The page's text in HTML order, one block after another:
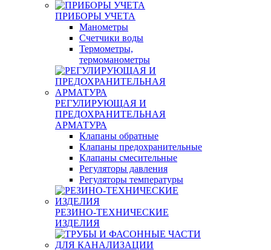
ПРИБОРЫ УЧЕТА
Манометры
Счетчики воды
Термометры,
термоманометры
РЕГУЛИРУЮЩАЯ И
ПРЕДОХРАНИТЕЛЬНАЯ
АРМАТУРА
Клапаны обратные
Клапаны предохранительные
Клапаны смесительные
Регуляторы давления
Регуляторы температуры
РЕЗИНО-ТЕХНИЧЕСКИЕ
ИЗДЕЛИЯ